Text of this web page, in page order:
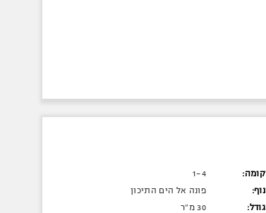
קומה:
1-4
נוף:
פונה אל הים התיכון
גודל:
30 מ"ר